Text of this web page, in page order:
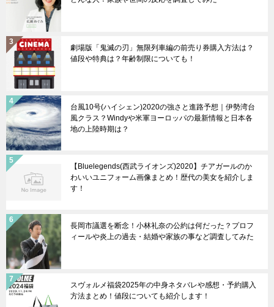
劇場版「鬼滅の刃」無限列車編の前売り券購入方法は？
値段や特典は？年齢制限についても！
台風10号(ハイシェン)2020の強さと進路予想｜伊勢湾台
風クラス？Windyや米軍ヨーロッパの最新情報と日本各
地の上陸時期は？
【Bluelegends(西武ライオンズ)2020】チアガールのか
わいいユニフォーム画像まとめ！歴代の美女を紹介しま
す！
長岡市議選を断念！小林礼奈の公約は何だった？プロフ
ィールや炎上の過去・結婚や家族の事など調査してみた
スヴォルメ福袋2025年の中身ネタバレや感想・予約購入
方法まとめ！値段についても紹介します！